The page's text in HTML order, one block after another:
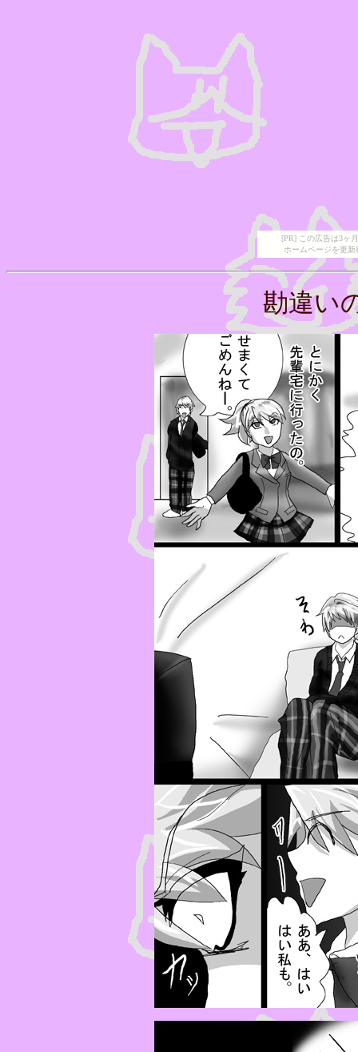
[PR] この広告は3ヶ
ホームページを更
勘違い